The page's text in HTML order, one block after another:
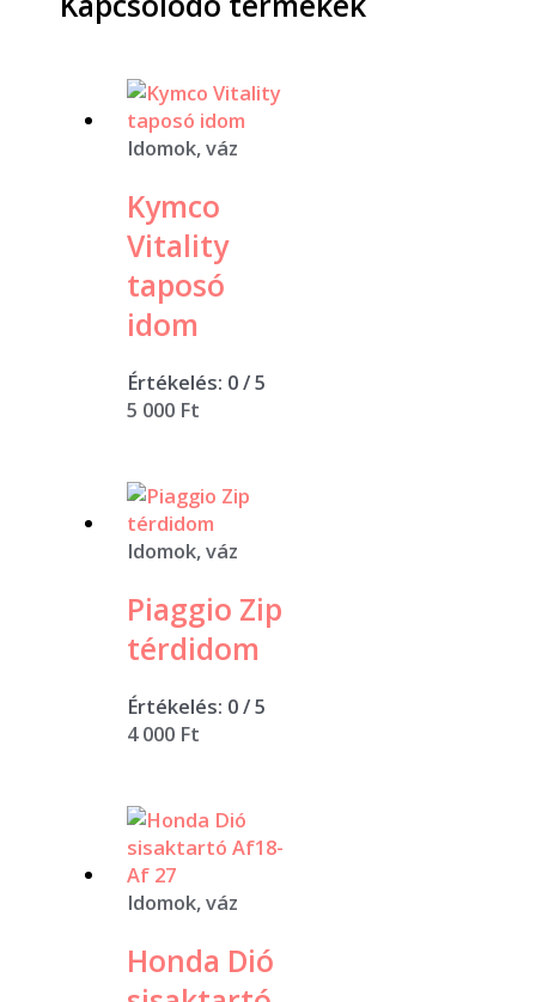
Idomok, váz
Kymco
Vitality
taposó
idom
Értékelés: 0/ 5
5 000 Ft
Idomok, váz
Piaggio Zip
térdidom
Értékelés: 0/ 5
4 000 Ft
Idomok, váz
Honda Dió